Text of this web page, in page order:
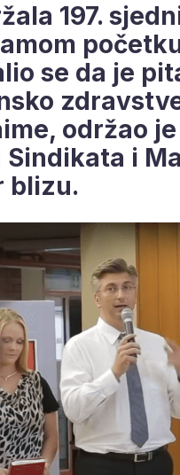
197.
se da je
održao
Sindikata i
blizu.